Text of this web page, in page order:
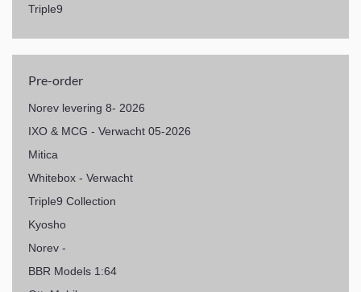
Triple9
Pre-order
Norev levering 8- 2026
IXO & MCG - Verwacht 05-2026
Mitica
Whitebox - Verwacht
Triple9 Collection
Kyosho
Norev -
BBR Models 1:64